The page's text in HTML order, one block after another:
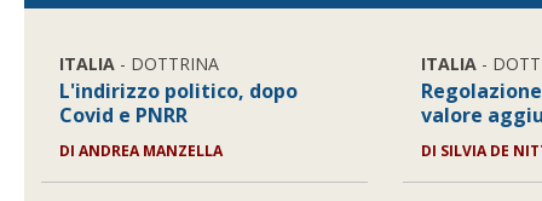
ITALIA - DOTTRINA
L'indirizzo politico, dopo
Covid e PNRR
DIANDREA MANZELLA
ITALIA -
valore
DI SILVIA DE